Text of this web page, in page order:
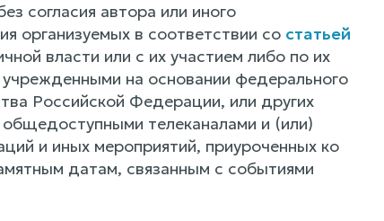
согласия автора или иного
организуемых в соответствии со статьей
власти или с их участием либо по их
на основании федерального
Российской Федерации, или других
телеканалами и (или)
и иных мероприятий, приуроченных ко
датам, связанным с событиями